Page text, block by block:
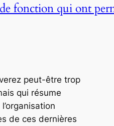
de fonction qui ont
peut-être trop
qui résume
de ces dernières